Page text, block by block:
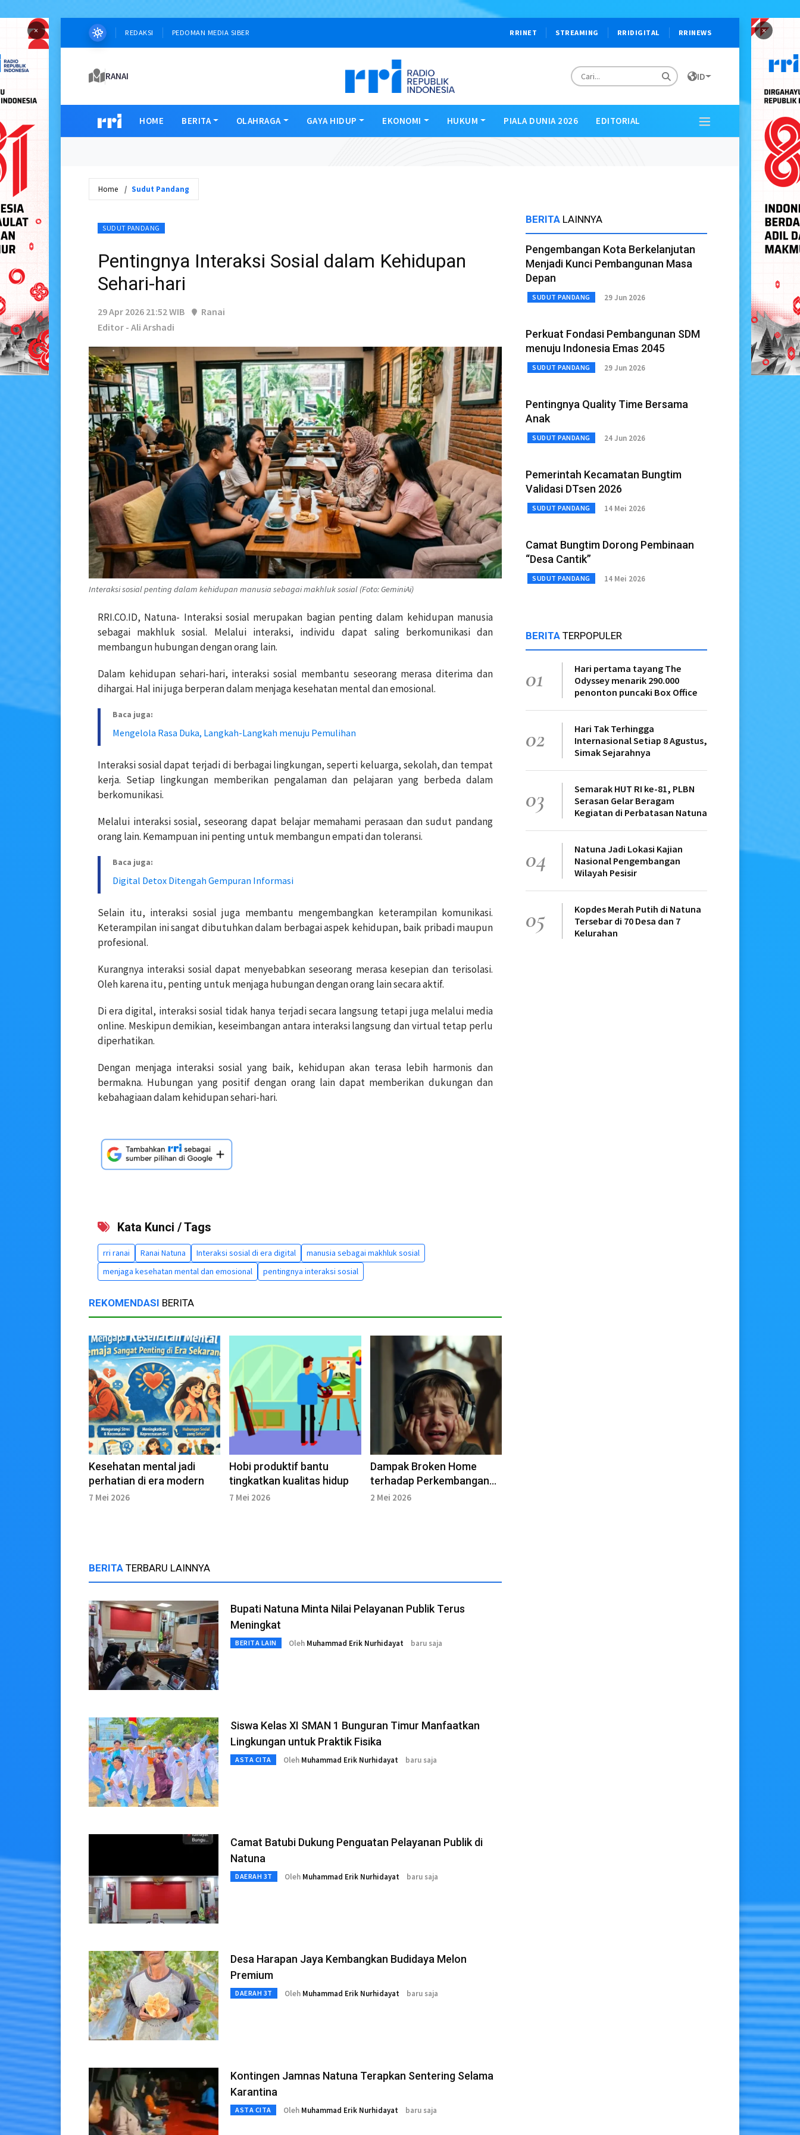
× ×
REDAKSI PEDOMAN MEDIA SIBER RRINET STREAMING RRIDIGITAL RRINEWS
RANAI ID
HOME BERITA OLAHRAGA GAYA HIDUP EKONOMI HUKUM PIALA DUNIA 2026 EDITORIAL
Home Sudut Pandang
SUDUT PANDANG
Pentingnya Interaksi Sosial dalam Kehidupan
Sehari-hari
29 Apr 2026 21:52 WIB
Ranai
Editor - Ali Arshadi
Interaksi sosial penting dalam kehidupan manusia sebagai makhluk sosial (Foto: GeminiAi)
RRI.CO.ID, Natuna- Interaksi sosial merupakan bagian penting dalam kehidupan manusia
sebagai makhluk sosial. Melalui interaksi, individu dapat saling berkomunikasi dan
membangun hubungan dengan orang lain.
Dalam kehidupan sehari-hari, interaksi sosial membantu seseorang merasa diterima dan
dihargai. Hal ini juga berperan dalam menjaga kesehatan mental dan emosional.
Baca juga:
Mengelola Rasa Duka, Langkah-Langkah menuju Pemulihan
Interaksi sosial dapat terjadi di berbagai lingkungan, seperti keluarga, sekolah, dan tempat
kerja. Setiap lingkungan memberikan pengalaman dan pelajaran yang berbeda dalam
berkomunikasi.
Melalui interaksi sosial, seseorang dapat belajar memahami perasaan dan sudut pandang
orang lain. Kemampuan ini penting untuk membangun empati dan toleransi.
Baca juga:
Digital Detox Ditengah Gempuran Informasi
Selain itu, interaksi sosial juga membantu mengembangkan keterampilan komunikasi.
Keterampilan ini sangat dibutuhkan dalam berbagai aspek kehidupan, baik pribadi maupun
profesional.
Kurangnya interaksi sosial dapat menyebabkan seseorang merasa kesepian dan terisolasi.
Oleh karena itu, penting untuk menjaga hubungan dengan orang lain secara aktif.
Di era digital, interaksi sosial tidak hanya terjadi secara langsung tetapi juga melalui media
online. Meskipun demikian, keseimbangan antara interaksi langsung dan virtual tetap perlu
diperhatikan.
Dengan menjaga interaksi sosial yang baik, kehidupan akan terasa lebih harmonis dan
bermakna. Hubungan yang positif dengan orang lain dapat memberikan dukungan dan
kebahagiaan dalam kehidupan sehari-hari.
Kata Kunci / Tags
rri ranai Ranai Natuna Interaksi sosial di era digital
manusia sebagai makhluk sosial
menjaga kesehatan mental dan emosional
pentingnya interaksi sosial
REKOMENDASI BERITA
Kesehatan mental jadi
perhatian di era modern
7 Mei 2026
Hobi produktif bantu
tingkatkan kualitas hidup
7 Mei 2026
Dampak Broken Home
terhadap Perkembangan
Anak
2 Mei 2026
BERITA TERBARU LAINNYA
Bupati Natuna Minta Nilai Pelayanan Publik Terus
Meningkat
BERITA LAIN Oleh Muhammad Erik Nurhidayat baru saja
Siswa Kelas XI SMAN 1 Bunguran Timur Manfaatkan
Lingkungan untuk Praktik Fisika
ASTA CITA Oleh Muhammad Erik Nurhidayat baru saja
Camat Batubi Dukung Penguatan Pelayanan Publik di
Natuna
DAERAH 3T Oleh Muhammad Erik Nurhidayat baru saja
Desa Harapan Jaya Kembangkan Budidaya Melon
Premium
DAERAH 3T Oleh Muhammad Erik Nurhidayat baru saja
Kontingen Jamnas Natuna Terapkan Sentering Selama
Karantina
ASTA CITA Oleh Muhammad Erik Nurhidayat baru saja
BERITA LAINNYA
Pengembangan Kota Berkelanjutan
Menjadi Kunci Pembangunan Masa
Depan
SUDUT PANDANG 29 Jun 2026
Perkuat Fondasi Pembangunan SDM
menuju Indonesia Emas 2045
SUDUT PANDANG 29 Jun 2026
Pentingnya Quality Time Bersama
Anak
SUDUT PANDANG 24 Jun 2026
Pemerintah Kecamatan Bungtim
Validasi DTsen 2026
SUDUT PANDANG 14 Mei 2026
Camat Bungtim Dorong Pembinaan
“Desa Cantik”
SUDUT PANDANG 14 Mei 2026
BERITA TERPOPULER
01
Hari pertama tayang The
Odyssey menarik 290.000
penonton puncaki Box Office
02
Hari Tak Terhingga
Internasional Setiap 8 Agustus,
Simak Sejarahnya
03
Semarak HUT RI ke-81, PLBN
Serasan Gelar Beragam
Kegiatan di Perbatasan Natuna
04
Natuna Jadi Lokasi Kajian
Nasional Pengembangan
Wilayah Pesisir
05
Kopdes Merah Putih di Natuna
Tersebar di 70 Desa dan 7
Kelurahan